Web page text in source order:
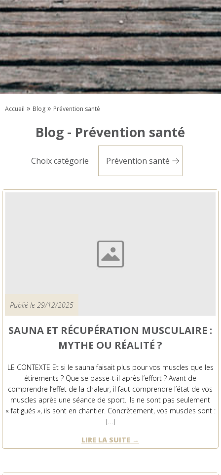
Accueil » Blog » Prévention santé
Blog - Prévention santé
Choix catégorie Prévention santé
Publié le 29/12/2025
SAUNA ET RÉCUPÉRATION MUSCULAIRE :
MYTHE OU RÉALITÉ ?
LE CONTEXTE Et si le sauna faisait plus pour vos muscles que les
étirements ? Que se passe-t-il après l’effort ? Avant de
comprendre l’effet de la chaleur, il faut comprendre l’état de vos
muscles après une séance de sport. Ils ne sont pas seulement
« fatigués », ils sont en chantier. Concrètement, vos muscles sont :
[…]
LIRE LA SUITE